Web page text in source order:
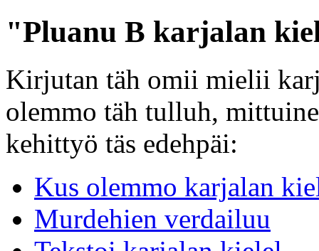
"Pluanu B karjalan
Kirjutan täh omii mielii
olemmo täh tulluh,
kehittyö täs edehpäi:
Kus olemmo karjalan
Murdehien verdailuu